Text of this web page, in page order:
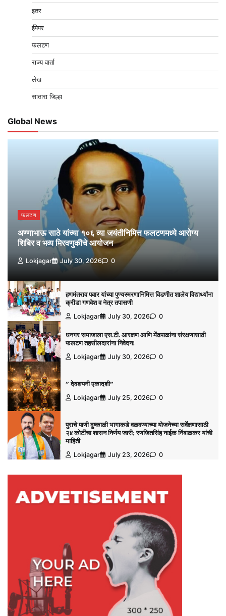
इतर
ईपेपर
फलटण
राज्य वार्ता
लेख
सातारा जिल्हा
Global News
फलटण
अण्णाभाऊ साठे यांच्या १०६ व्या जयंतीनिमित्त फलटणमध्ये आरोग्य
शिबिर व भव्य मिरवणुकीचे आयोजन
Lokjagar July 30, 2026 0
हणमंतराव पवार यांच्या पुण्यस्मरणानिमित्त विडणीत शालेय विद्यार्थ्यांना
क्रीडा गणवेश व नेत्र तपासणी
Lokjagar
July 30, 2026 0
धनगर समाजाला एस.टी. आरक्षण आणि मेंढपाळांना संरक्षणासाठी
फलटण तहसीलदारांना निवेदन!
Lokjagar
July 30, 2026 0
” देवशयनी एकादशी”
Lokjagar
July 25, 2026 0
पुराचे पाणी दुष्काळी भागाकडे वळवण्याच्या योजनेच्या सर्वेक्षणासाठी
२४ कोटींचा शासन निर्णय जारी; रणजितसिंह नाईक निंबाळकर यांची
माहिती
Lokjagar
July 23, 2026 0